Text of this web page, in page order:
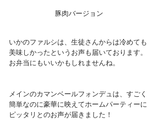
豚肉バージョン
いかのファルシは、生徒さんからは冷めても
美味しかったというお声も届いております。
お弁当にもいいかもしれませんね。
メインのカマンベールフォンデュは、すごく
簡単なのに豪華に映えてホームパーティーに
ピッタリとのお声が届きました！